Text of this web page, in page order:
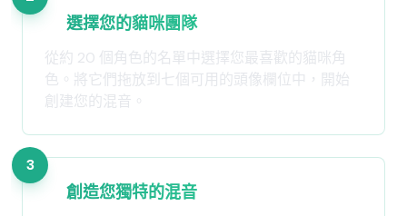
選擇您的貓咪團隊
從約 20 個角色的名單中選擇您最喜歡的貓咪角
色。將它們拖放到七個可用的頭像欄位中，開始
創建您的混音。
3
創造您獨特的混音